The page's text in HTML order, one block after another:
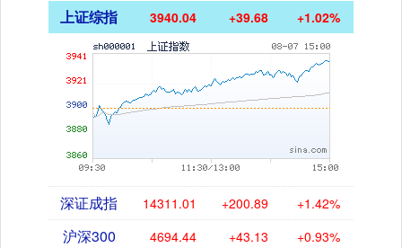
上证综指 3940.04 +39.68 +1.02%
深证成指 14311.01 +200.89 +1.42%
沪深300 4694.44 +43.13 +0.93%